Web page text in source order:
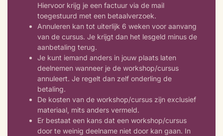
Hiervoor krijg je een factuur via de mail
toegestuurd met een betaalverzoek.
Annuleren kan tot uiterlijk 6 weken voor aanvang
van de cursus. Je krijgt dan het lesgeld minus de
aanbetaling terug.
Je kunt iemand anders in jouw plaats laten
deelnemen wanneer je de workshop/cursus
annuleert. Je regelt dan zelf onderling de
betaling.
De kosten van de workshop/cursus zijn exclusief
materiaal, mits anders vermeld.
Er bestaat een kans dat een workshop/cursus
door te weinig deelname niet door kan gaan. In